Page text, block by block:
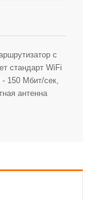
с
стандарт WiFi
- 150 Мбит/сек,
антенна